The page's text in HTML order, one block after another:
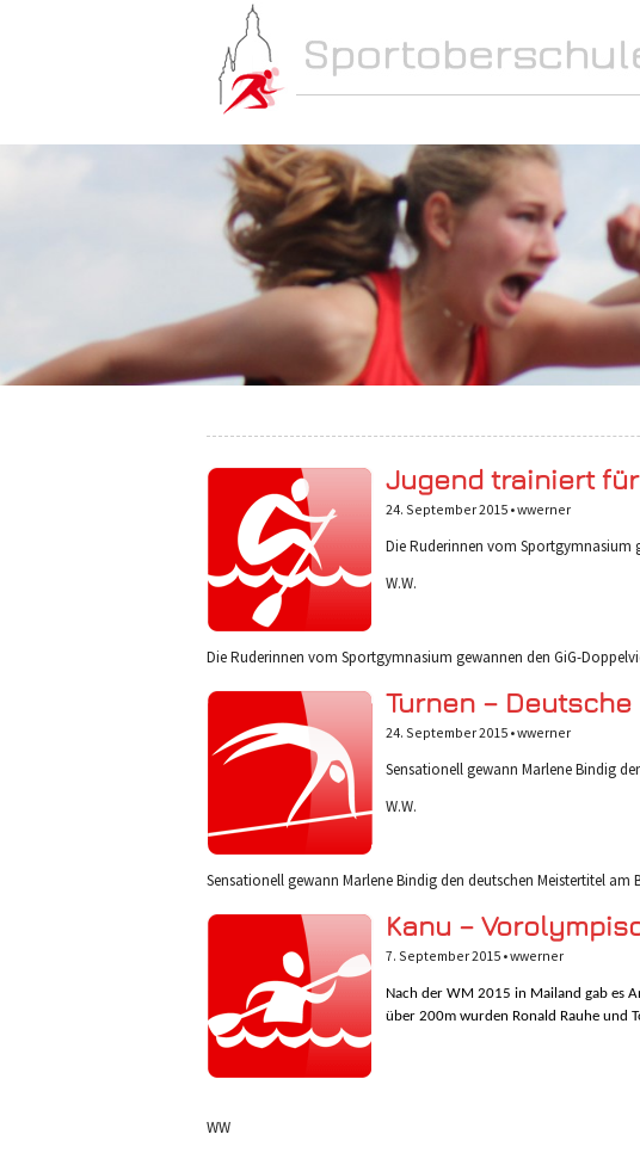
Jugend trainiert
24. September 2015 •wwerner
Die Ruderinnen vom Sportgymnasium
W.W.
Die Ruderinnen vom Sportgymnasium gewannen den GiG-
Turnen –
24. September 2015 •wwerner
Sensationell gewann Marlene Bindig
W.W.
Sensationell gewann Marlene Bindig den deutschen Meistertitel
Kanu –
7. September 2015 •wwerner
Nach der WM 2015 in Mailand gab es
über 200m wurden Ronald Rauhe und
WW